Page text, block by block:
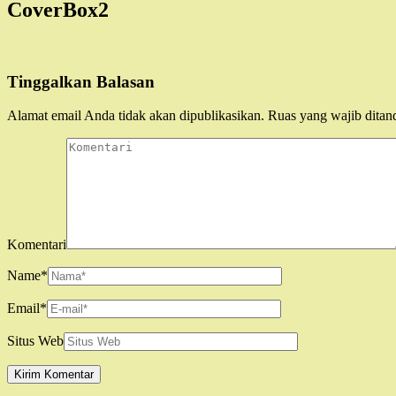
CoverBox2
Tinggalkan Balasan
Alamat email Anda tidak akan dipublikasikan. Ruas yang wajib
Komentari
Name*
Email*
Situs Web